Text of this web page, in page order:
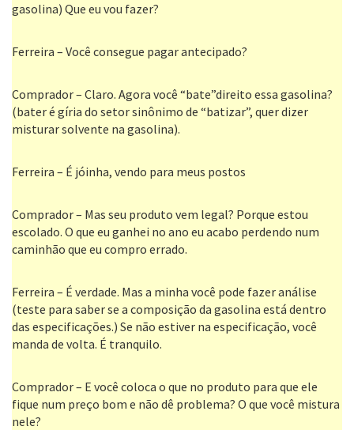
gasolina) Que eu vou fazer?
Ferreira – Você consegue pagar antecipado?
Comprador – Claro. Agora você “bate”direito essa gasolina?
(bater é gíria do setor sinônimo de “batizar”, quer dizer
misturar solvente na gasolina).
Ferreira – É jóinha, vendo para meus postos
Comprador – Mas seu produto vem legal? Porque estou
escolado. O que eu ganhei no ano eu acabo perdendo num
caminhão que eu compro errado.
Ferreira – É verdade. Mas a minha você pode fazer análise
(teste para saber se a composição da gasolina está dentro
das especificações.) Se não estiver na especificação, você
manda de volta. É tranquilo.
Comprador – E você coloca o que no produto para que ele
fique num preço bom e não dê problema? O que você mistura
nele?